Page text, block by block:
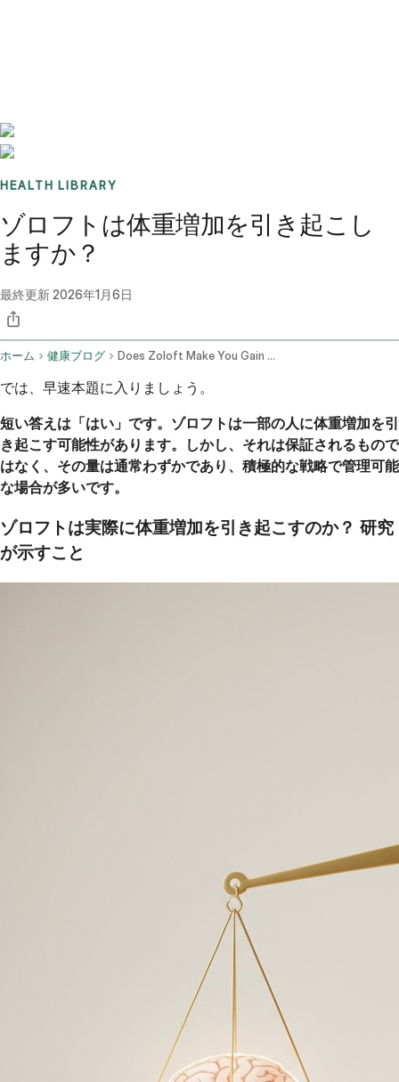
HEALTH LIBRARY
ゾロフトは体重増加を引き起こし
ますか？
最終更新2026年1月6日
ホーム 健康ブログ Does Zoloft Make You Gain Weight
では、早速本題に入りましょう。
短い答えは「はい」です。ゾロフトは一部の人に体重増加を引
き起こす可能性があります。しかし、それは保証されるもので
はなく、その量は通常わずかであり、積極的な戦略で管理可能
な場合が多いです。
ゾロフトは実際に体重増加を引き起こすのか？ 研究
が示すこと